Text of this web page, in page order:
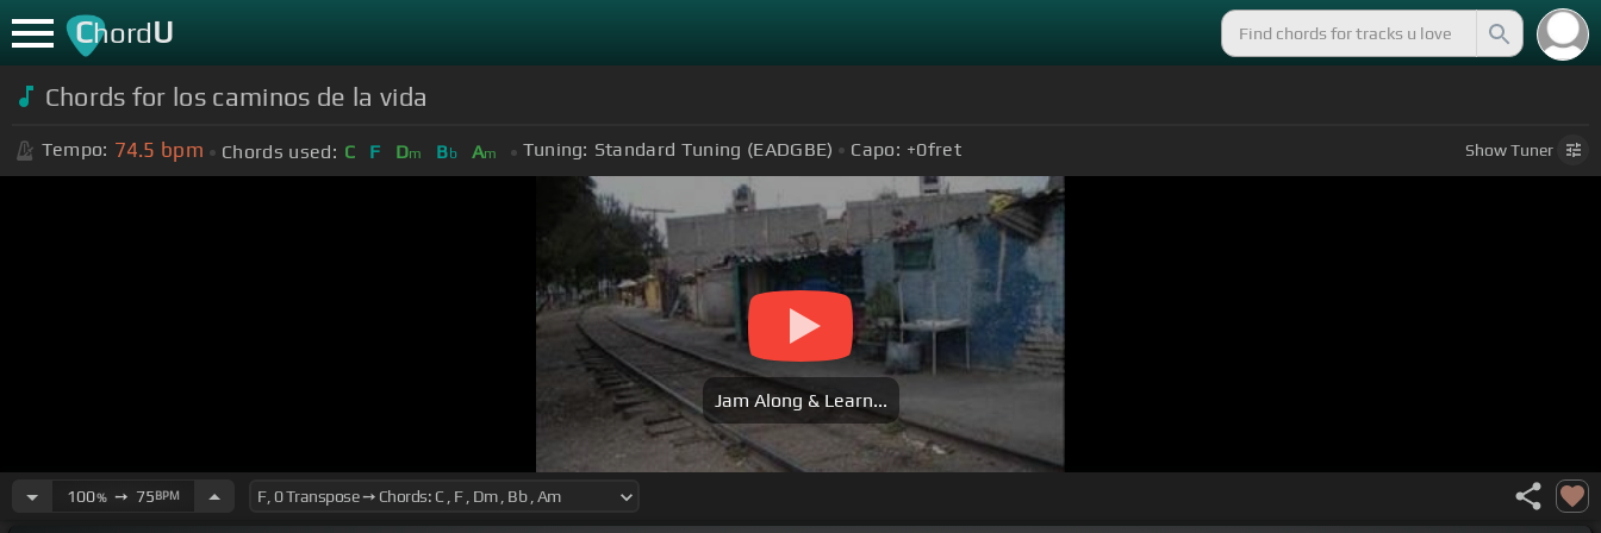
ChordU
Chords for los caminos de la vida
Tempo: 74.5 bpm Chords used: C F Dm Bb Am Tuning: Standard Tuning (EADGBE) Capo: +0fret ShowTuner
Jam Along & Learn...
100%➙ 75BPM